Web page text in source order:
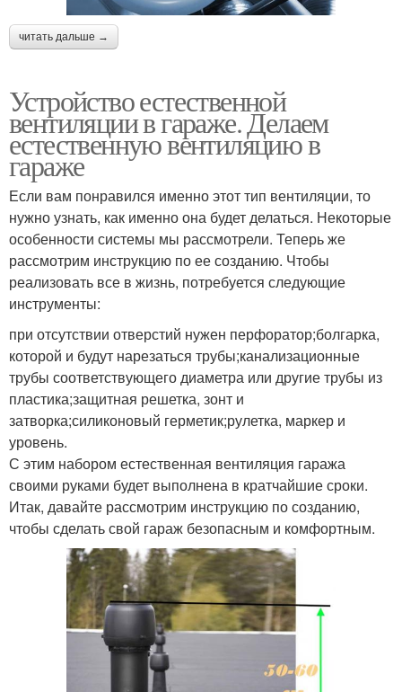
читать дальше →
Устройство естественной
вентиляции в гараже. Делаем
естественную вентиляцию в
гараже
Если вам понравился именно этот тип вентиляции, то
нужно узнать, как именно она будет делаться. Некоторые
особенности системы мы рассмотрели. Теперь же
рассмотрим инструкцию по ее созданию. Чтобы
реализовать все в жизнь, потребуется следующие
инструменты:
при отсутствии отверстий нужен перфоратор;болгарка,
которой и будут нарезаться трубы;канализационные
трубы соответствующего диаметра или другие трубы из
пластика;защитная решетка, зонт и
затворка;силиконовый герметик;рулетка, маркер и
уровень.
С этим набором естественная вентиляция гаража
своими руками будет выполнена в кратчайшие сроки.
Итак, давайте рассмотрим инструкцию по созданию,
чтобы сделать свой гараж безопасным и комфортным.